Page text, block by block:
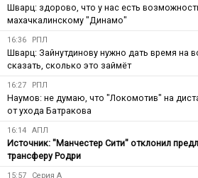
Шварц: здорово, что у нас есть
махачкалинскому "Динамо"
16:36 РПЛ
Шварц: Зайнутдинову нужно дать время на
сказать, сколько это займёт
16:27 РПЛ
Наумов: не думаю, что "Локомотив" на
от ухода Батракова
16:14 АПЛ
Источник: "Манчестер Сити" отклонил
трансферу Родри
15:57 Серия А